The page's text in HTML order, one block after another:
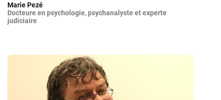
Marie Pezé
Docteure en psychologie, psychanalyste et experte
judiciaire